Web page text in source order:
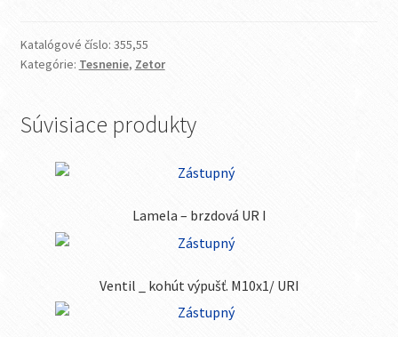
Katalógové číslo: 355,55
Kategórie: Tesnenie, Zetor
Súvisiace produkty
Lamela – brzdová UR I
Ventil _ kohút výpušť. M10x1/ URI